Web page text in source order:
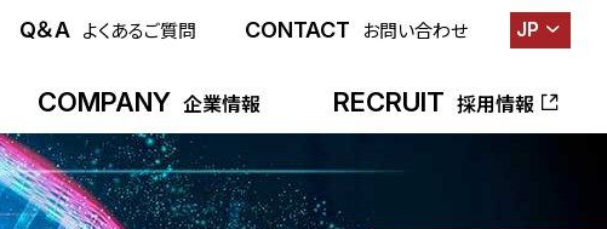
Q＆A よくあるご質問 CONTACT お問い合わせ JP
COMPANY 企業情報 RECRUIT 採用情報